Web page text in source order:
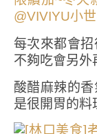
每次來都會
不夠吃會另外
酸醋麻辣的
是很開胃的料